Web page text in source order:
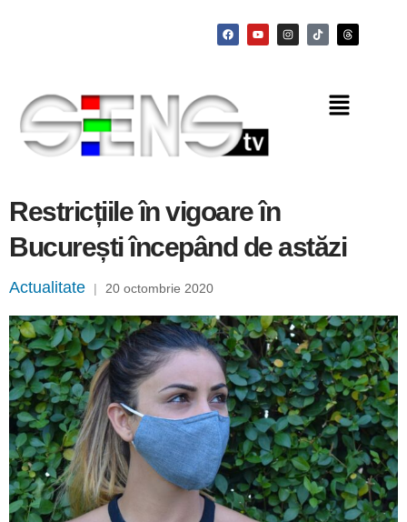
Restricțiile în vigoare în
București începând de astăzi
Actualitate | 20 octombrie 2020